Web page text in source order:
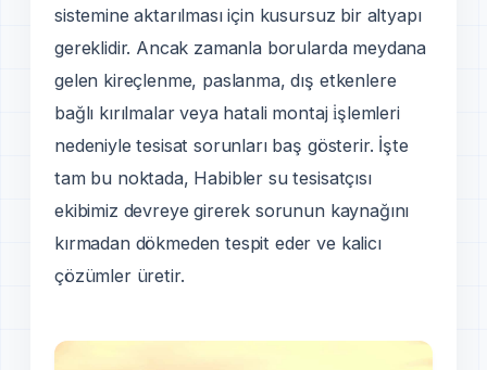
sistemine aktarılması için kusursuz bir altyapı
gereklidir. Ancak zamanla borularda meydana
gelen kireçlenme, paslanma, dış etkenlere
bağlı kırılmalar veya hatali montaj i̇şlemleri
nedeniyle tesisat sorunları baş gösterir. İşte
tam bu noktada, Habibler su tesisatçısı
ekibimiz devreye girerek sorunun kaynağını
kırmadan dökmeden tespit eder ve kalicı
çözümler üretir.